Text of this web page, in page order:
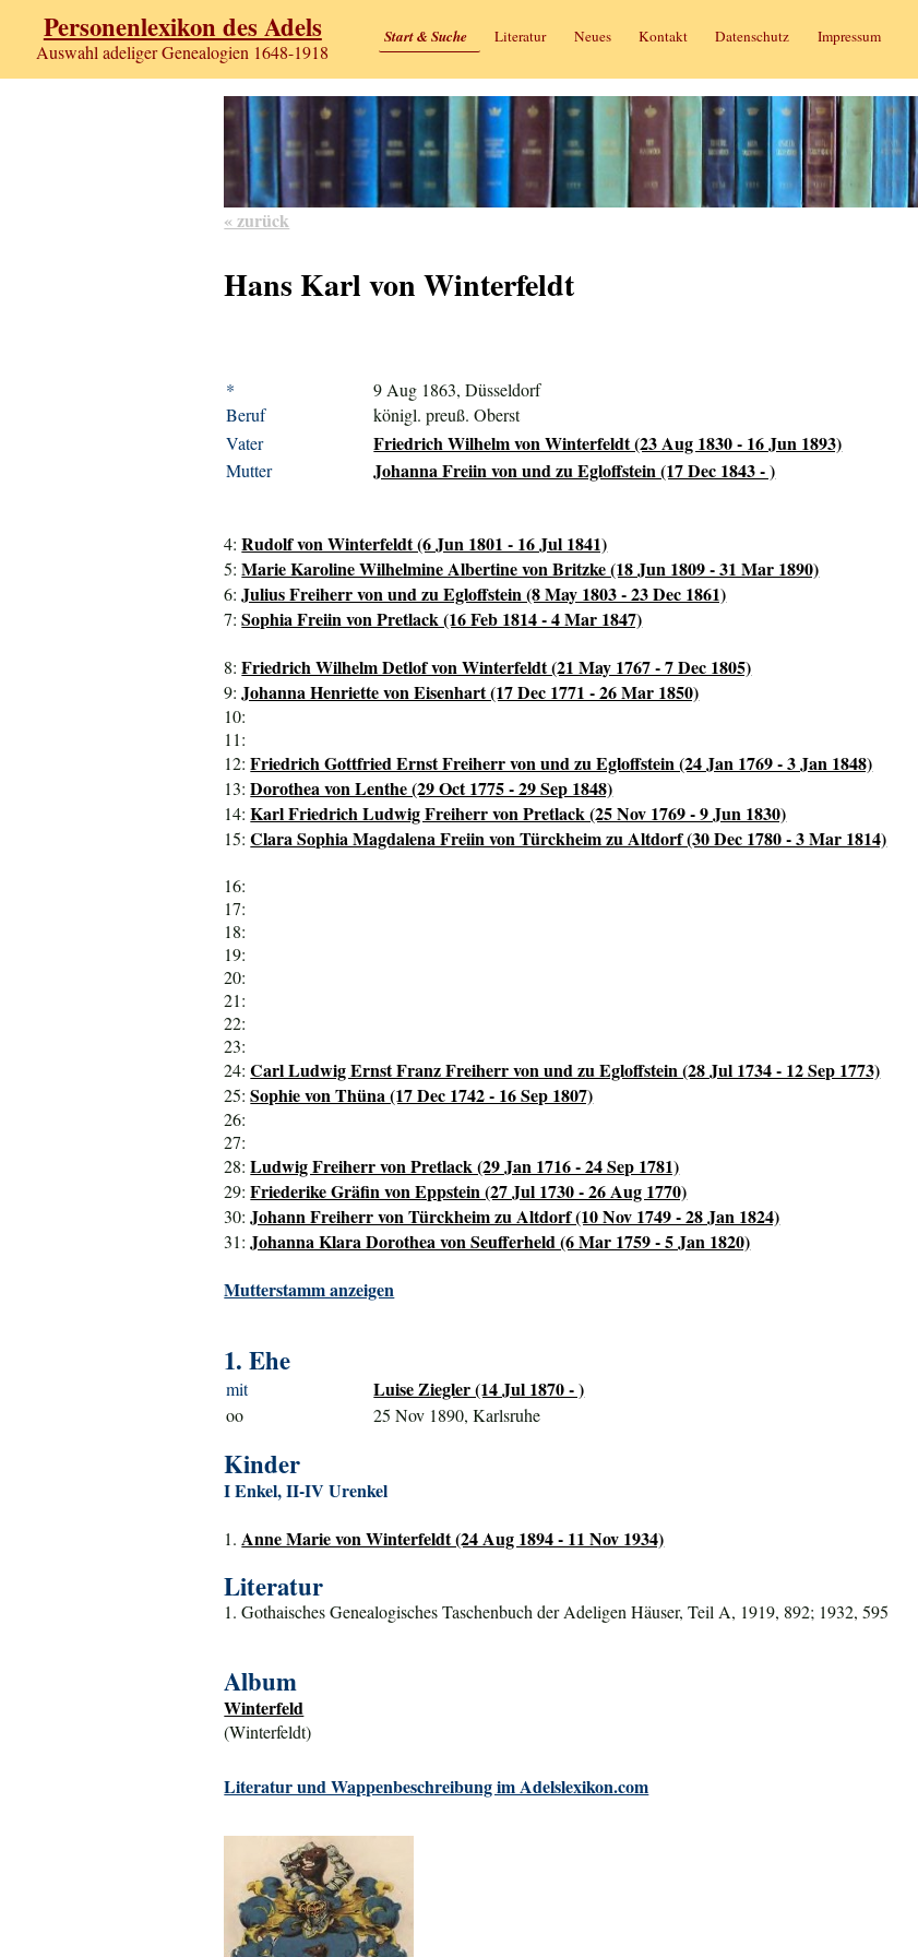
Personenlexikon des Adels
Auswahl adeliger Genealogien 1648-1918
Start & Suche Literatur Neues Kontakt Datenschutz Impressum
« zurück
Hans Karl von Winterfeldt
*
9 Aug 1863, Düsseldorf
Beruf
königl. preuß. Oberst
Vater
Friedrich Wilhelm von Winterfeldt (23 Aug 1830 - 16 Jun 1893)
Mutter Johanna Freiin von und zu Egloffstein (17 Dec 1843 - )
4:Rudolf von Winterfeldt (6 Jun 1801 - 16 Jul 1841)
5:Marie Karoline Wilhelmine Albertine von Britzke (18 Jun 1809 - 31 Mar 1890)
6:Julius Freiherr von und zu Egloffstein (8 May 1803 - 23 Dec 1861)
7:Sophia Freiin von Pretlack (16 Feb 1814 - 4 Mar 1847)
8:Friedrich Wilhelm Detlof von Winterfeldt (21 May 1767 - 7 Dec 1805)
9:Johanna Henriette von Eisenhart (17 Dec 1771 - 26 Mar 1850)
10:
11:
12:Friedrich Gottfried Ernst Freiherr von und zu Egloffstein (24 Jan 1769 - 3 Jan 1848)
13:Dorothea von Lenthe (29 Oct 1775 - 29 Sep 1848)
14:Karl Friedrich Ludwig Freiherr von Pretlack (25 Nov 1769 - 9 Jun 1830)
15:Clara Sophia Magdalena Freiin von Türckheim zu Altdorf (30 Dec 1780 - 3 Mar 1814)
16:
17:
18:
19:
20:
21:
22:
23:
24:Carl Ludwig Ernst Franz Freiherr von und zu Egloffstein (28 Jul 1734 - 12 Sep 1773)
25:Sophie von Thüna (17 Dec 1742 - 16 Sep 1807)
26:
27:
28:Ludwig Freiherr von Pretlack (29 Jan 1716 - 24 Sep 1781)
29:Friederike Gräfin von Eppstein (27 Jul 1730 - 26 Aug 1770)
30:Johann Freiherr von Türckheim zu Altdorf (10 Nov 1749 - 28 Jan 1824)
31:Johanna Klara Dorothea von Seufferheld (6 Mar 1759 - 5 Jan 1820)
Mutterstamm anzeigen
1. Ehe
mit Luise Ziegler (14 Jul 1870 - )
oo 25 Nov 1890, Karlsruhe
Kinder
I Enkel, II-IV Urenkel
1.Anne Marie von Winterfeldt (24 Aug 1894 - 11 Nov 1934)
Literatur
1. Gothaisches Genealogisches Taschenbuch der Adeligen Häuser, Teil A, 1919, 892; 1932, 595
Album
Winterfeld
(Winterfeldt)
Literatur und Wappenbeschreibung im Adelslexikon.com